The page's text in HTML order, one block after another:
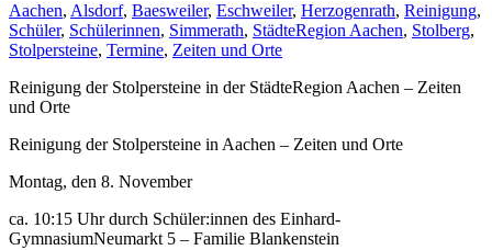
Aachen, Alsdorf, Baesweiler, Eschweiler, Herzogenrath, Reinigung,
Schüler, Schülerinnen, Simmerath, StädteRegion Aachen, Stolberg,
Stolpersteine, Termine, Zeiten und Orte
Reinigung der Stolpersteine in der StädteRegion Aachen – Zeiten
und Orte
Reinigung der Stolpersteine in Aachen – Zeiten und Orte
Montag, den 8. November
ca. 10:15 Uhr durch Schüler:innen des Einhard-
GymnasiumNeumarkt 5 – Familie Blankenstein